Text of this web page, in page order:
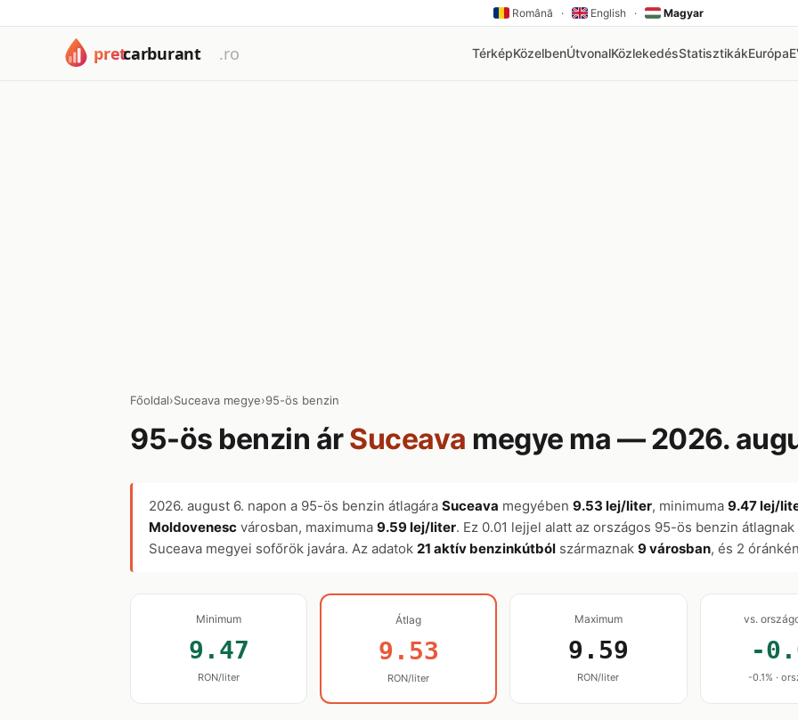
Română · English · Magyar
TérképKözelbenÚtvonalKözlekedésStatisztikákEurópa
Főoldal›Suceava megye›95-ös benzin
95-ös benzin árSuceava megye ma — 2026.
2026. august 6. napon a 95-ös benzin átlagára Suceava megyében 9.53 lej/liter, minimuma 9.47 lej/
Moldovenesc városban, maximuma 9.59 lej/liter. Ez 0.01 lejjel alatt az országos 95-ös benzin
Suceava megyei sofőrök javára. Az adatok 21 aktív benzinkútból származnak 9 városban, és 2
Minimum
9.47
RON/liter
Átlag
9.53
RON/liter
Maximum
9.59
RON/liter
vs.
-
-0.1% ·